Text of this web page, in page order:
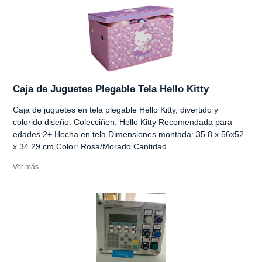
Caja de Juguetes Plegable Tela Hello Kitty
Caja de juguetes en tela plegable Hello Kitty, divertido y
colorido diseño. Colecciñon: Hello Kitty Recomendada para
edades 2+ Hecha en tela Dimensiones montada: 35.8 x 56x52
x 34.29 cm Color: Rosa/Morado Cantidad...
Ver más